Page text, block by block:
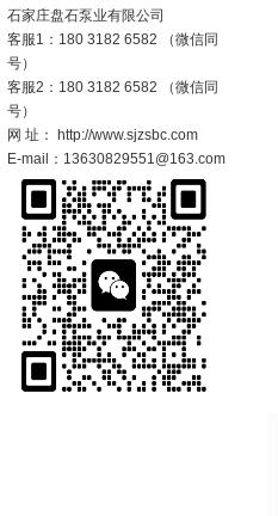
石家庄盘石泵业有限公司
客服1：180 3182 6582 （微信同
号）
客服2：180 3182 6582 （微信同
号）
网 址： http://www.sjzsbc.com
E-mail：13630829551@163.com